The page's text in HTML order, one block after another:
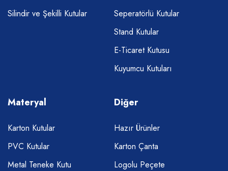
Silindir ve Şekilli Kutular
Seperatörlü Kutular
Stand Kutular
E-Ticaret Kutusu
Kuyumcu Kutuları
Materyal
Karton Kutular
PVC Kutular
Metal Teneke Kutu
Diğer
Hazır Ürünler
Karton Çanta
Logolu Peçete